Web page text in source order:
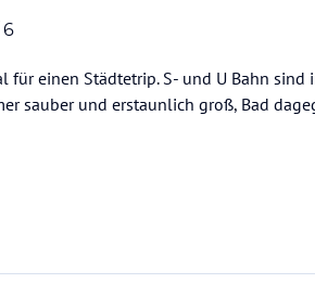
6
für einen Städtetrip. S- und U Bahn
sauber und erstaunlich groß, Bad